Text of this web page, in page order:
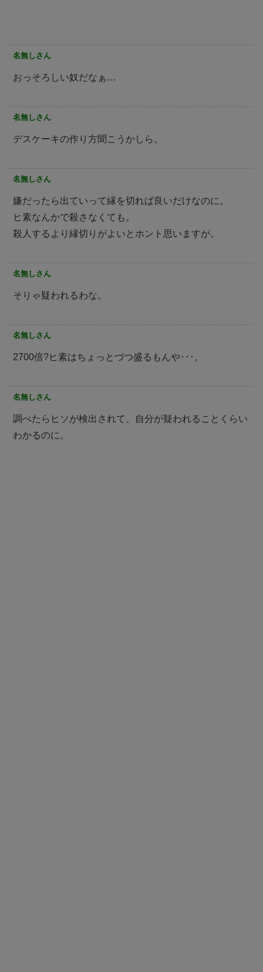
名無しさん
おっそろしい奴だなぁ…
名無しさん
デスケーキの作り方聞こうかしら。
名無しさん
嫌だったら出ていって縁を切れば良いだけなのに。
ヒ素なんかで殺さなくても。
殺人するより縁切りがよいとホント思いますが。
名無しさん
そりゃ疑われるわな。
名無しさん
2700倍?ヒ素はちょっとづつ盛るもんや･･･。
名無しさん
調べたらヒソが検出されて、自分が疑われることくらい
わかるのに。